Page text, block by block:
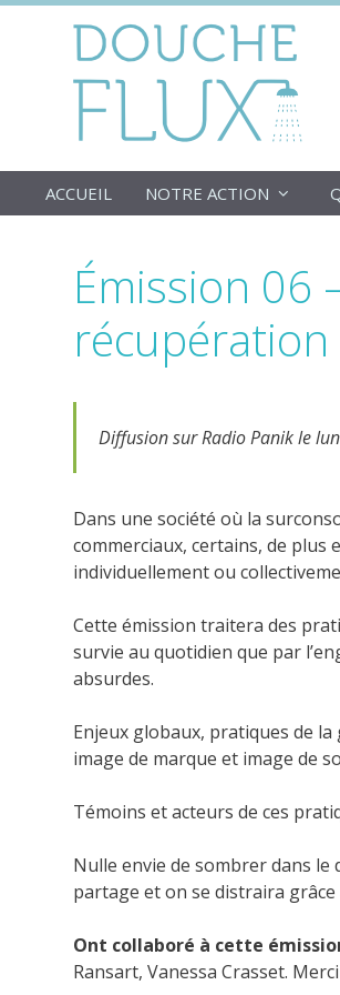
ACCUEIL NOTRE ACTION
Émission 06
récupération
Diffusion sur Radio Panik le
Dans une société où la
commerciaux, certains, de plus
individuellement ou
Cette émission traitera des
survie au quotidien que par
absurdes.
Enjeux globaux, pratiques de
image de marque et image de
Témoins et acteurs de ces
Nulle envie de sombrer dans
partage et on se distraira
Ont collaboré à cette
Ransart, Vanessa Crasset.